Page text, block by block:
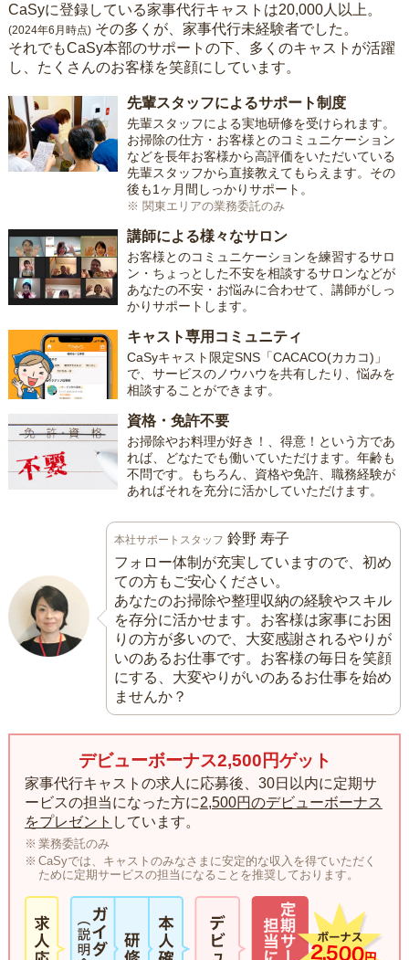
CaSyに登録している家事代行キャストは20,000人以上。
(2024年6月時点) その多くが、家事代行未経験者でした。
それでもCaSy本部のサポートの下、多くのキャストが活躍
し、たくさんのお客様を笑顔にしています。
先輩スタッフによるサポート制度
先輩スタッフによる実地研修を受けられます。
お掃除の仕方・お客様とのコミュニケーション
などを長年お客様から高評価をいただいている
先輩スタッフから直接教えてもらえます。その
後も1ヶ月間しっかりサポート。
※ 関東エリアの業務委託のみ
講師による様々なサロン
お客様とのコミュニケーションを練習するサロ
ン・ちょっとした不安を相談するサロンなどが
あなたの不安・お悩みに合わせて、講師がしっ
かりサポートします。
キャスト専用コミュニティ
CaSyキャスト限定SNS「CACACO(カカコ)」
で、サービスのノウハウを共有したり、悩みを
相談することができます。
資格・免許不要
お掃除やお料理が好き！、得意！という方であ
れば、どなたでも働いていただけます。年齢も
不問です。もちろん、資格や免許、職務経験が
あればそれを充分に活かしていただけます。
本社サポートスタッフ 鈴野 寿子
フォロー体制が充実していますので、初め
ての方もご安心ください。
あなたのお掃除や整理収納の経験やスキル
を存分に活かせます。お客様は家事にお困
りの方が多いので、大変感謝されるやりが
いのあるお仕事です。お客様の毎日を笑顔
にする、大変やりがいのあるお仕事を始め
ませんか？
デビューボーナス2,500円ゲット
家事代行キャストの求人に応募後、30日以内に定期サ
ービスの担当になった方に2,500円のデビューボーナス
をプレゼント しています。
業務委託のみ
CaSyでは、キャストのみなさまに安定的な収入を得ていただく
ために定期サービスの担当になることを推奨しております。